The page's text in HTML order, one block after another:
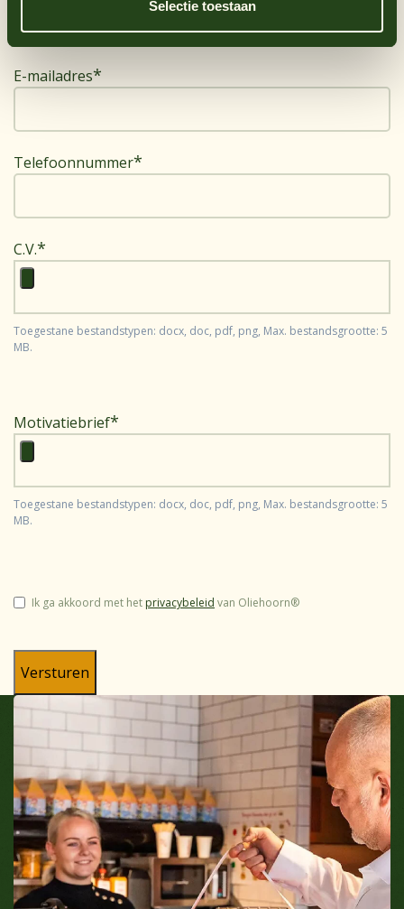
Selectie toestaan
E-mailadres
Telefoonnummer
C.V.
Toegestane bestandstypen: docx, doc, pdf, png, Max. bestandsgrootte: 5
MB.
Motivatiebrief
Toegestane bestandstypen: docx, doc, pdf, png, Max. bestandsgrootte: 5
MB.
Instemming
Ik ga akkoord met het privacybeleid van Oliehoorn®